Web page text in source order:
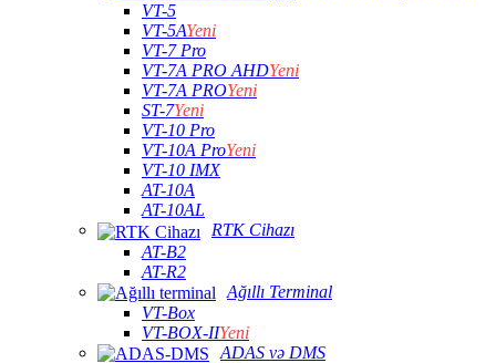
VT-5
VT-5AYeni
VT-7 Pro
VT-7A PRO AHDYeni
VT-7A PROYeni
ST-7Yeni
VT-10 Pro
VT-10A ProYeni
VT-10 IMX
AT-10A
AT-10AL
RTK Cihazı
AT-B2
AT-R2
Ağıllı Terminal
VT-Box
VT-BOX-IIYeni
ADAS və DMS